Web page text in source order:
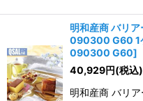
明和産商 バリ
090300 G60 1
090300 G60]
40,929円(税込)
明和産商 バリ